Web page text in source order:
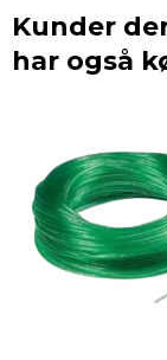
Kunder
har også